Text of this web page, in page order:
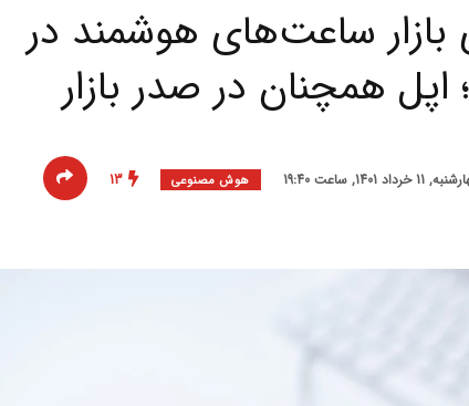
بازار ساعت‌های هوشمند در
خرداد 1401, ساعت 19:40 هوش مصنوعی
13